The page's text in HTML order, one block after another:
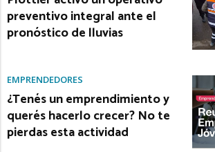
preventivo integral ante el
pronóstico de lluvias
EMPRENDEDORES
¿Tenés un emprendimiento y
querés hacerlo crecer? No te
pierdas esta actividad